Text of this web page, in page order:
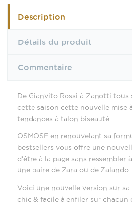
Description
Détails du produit
Commentaire
De Gianvito Rossi à Zanotti tous
cette saison cette nouvelle mise
tendances à talon biseauté.
OSMOSE en renouvelant sa
bestsellers vous offre une
d'être à la page sans ressembler
une paire de Zara ou de Zalando.
Voici une nouvelle version sur
chic & facile à enfiler sur chacun